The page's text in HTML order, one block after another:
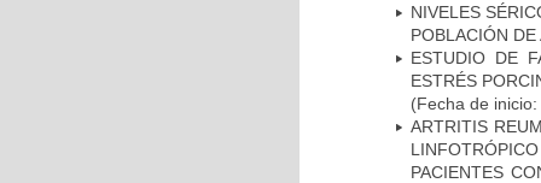
NIVELES
POBLACIÓN
ESTUDIO DE
ESTRÉS
(Fecha de
ARTRITIS
PACIENTES